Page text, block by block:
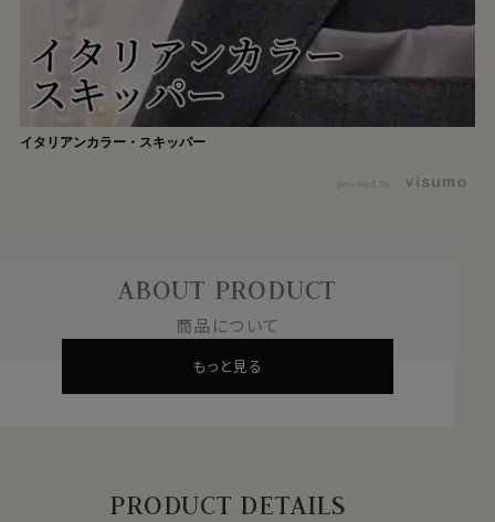
イタリアンカラー・スキッパー
powered by
ABOUT PRODUCT
商品について
もっと見る
PRODUCT DETAILS